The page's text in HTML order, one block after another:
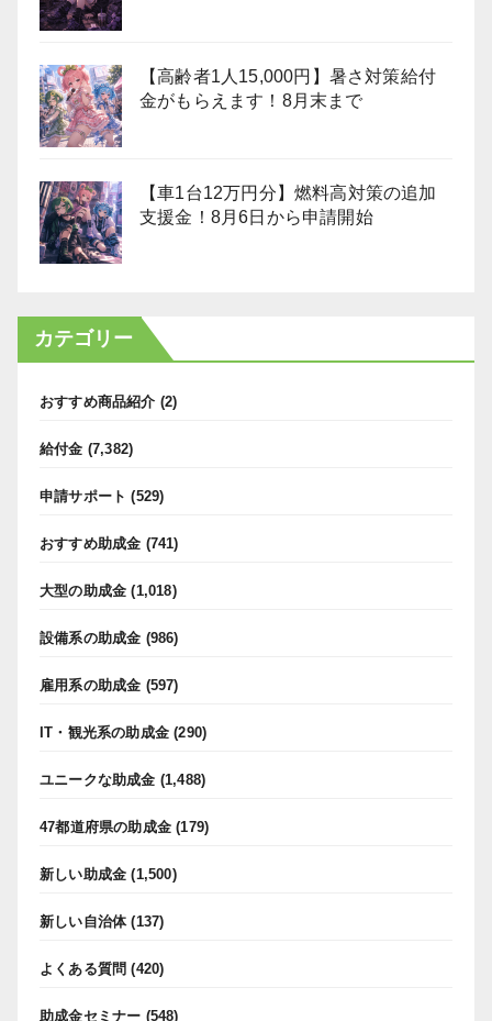
【高齢者1人15,000円】暑さ対策給付
金がもらえます！8月末まで
【車1台12万円分】燃料高対策の追加
支援金！8月6日から申請開始
カテゴリー
おすすめ商品紹介 (2)
給付金 (7,382)
申請サポート (529)
おすすめ助成金 (741)
大型の助成金 (1,018)
設備系の助成金 (986)
雇用系の助成金 (597)
IT・観光系の助成金 (290)
ユニークな助成金 (1,488)
47都道府県の助成金 (179)
新しい助成金 (1,500)
新しい自治体(137)
よくある質問 (420)
助成金セミナー (548)